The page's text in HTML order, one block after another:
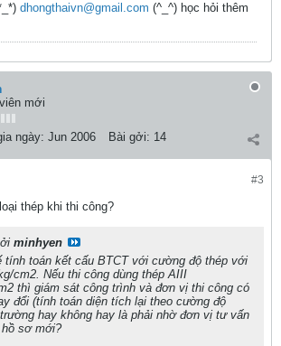
dhongthaivn@gmail.com (^_^) học hỏi thêm
mới
ngày: Jun 2006 Bài gởi: 14
#3
thép khi thi công?
minhyen
tính toán kết cấu BTCT với cường độ thép với
cm2. Nếu thi công dùng thép AIII
thì giám sát công trình và đơn vị thi công có
đổi (tính toán diện tích lại theo cường độ
hay không hay là phải nhờ đơn vị tư vấn
sơ mới?